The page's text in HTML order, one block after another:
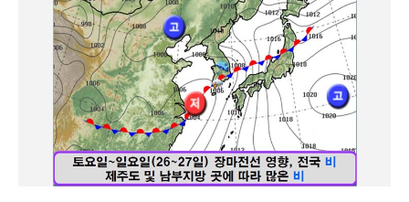
예정이다. [기후분야 : 온실기체 분석] [수문분야 : 전지구
토양 수분] [해양분야 : 해수면온도] [에너지 분야 : 산업
분야에 복사량 정보 제공] [다양한 분야에서의 위성자료
활용] 또한 한국수자원공사, 국립수산과학원, 한국항공우
주연구원 등 관련기관 및 고객들과의 토의를 통해 각 분야
별 위성자료 활용을 위한 사용자들의 의견을 교환하고 발
전방안을 토론하게 된다. 국가기상위성센터는 이번 포럼